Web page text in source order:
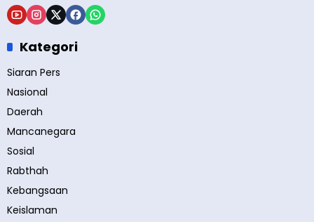
Kategori
Siaran Pers
Nasional
Daerah
Mancanegara
Sosial
Rabthah
Kebangsaan
Keislaman